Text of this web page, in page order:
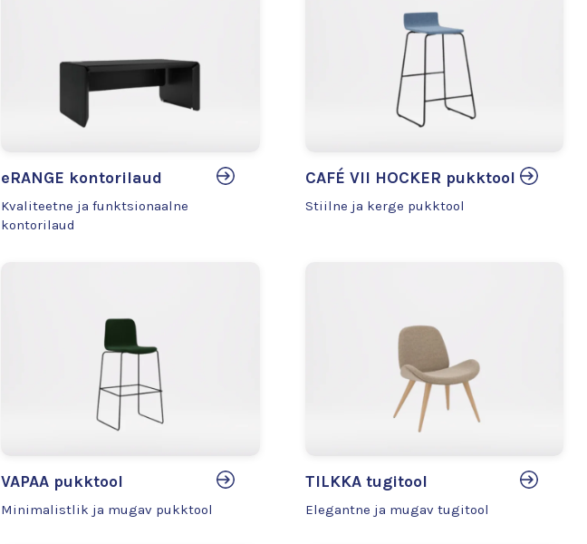
eRANGE kontorilaud
Kvaliteetne ja funktsionaalne
kontorilaud
CAFÉ VII HOCKER pukktool
Stiilne ja kerge pukktool
VAPAA pukktool
Minimalistlik ja mugav pukktool
TILKKA tugitool
Elegantne ja mugav tugitool